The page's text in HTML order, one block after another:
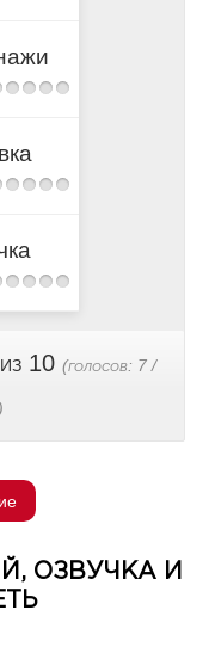
из 10 (голосов: 7 /
)
ОЗВУЧКА И